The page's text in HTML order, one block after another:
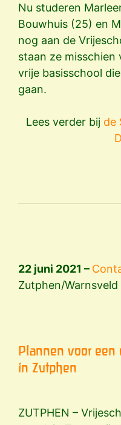
Nu studeren
Bouwhuis (25) en
nog aan de
staan ze misschien
vrije basisschool
gaan.
Lees verder bij de
22 juni 2021 –
Zutphen/Warnsveld
Plannen voor een
in Zutphen
ZUTPHEN –